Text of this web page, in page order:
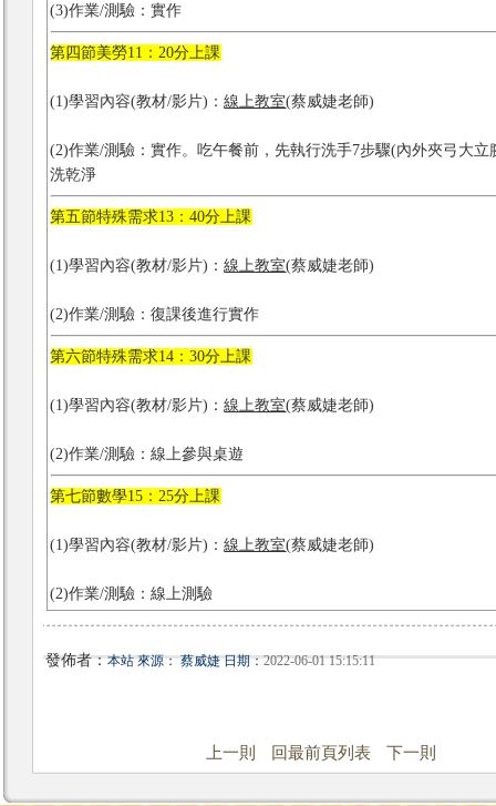
(3)作業/測驗：實作
第四節美勞11：20分上課
(1)學習內容(教材/影片)：線上教室(蔡威婕老師)
(2)作業/測驗：實作。吃午餐前，先執行洗手7步驟(內外夾弓大立
洗乾淨
第五節特殊需求13：40分上課
(1)學習內容(教材/影片)：線上教室(蔡威婕老師)
(2)作業/測驗：復課後進行實作
第六節特殊需求14：30分上課
(1)學習內容(教材/影片)：線上教室(蔡威婕老師)
(2)作業/測驗：線上參與桌遊
第七節數學15：25分上課
(1)學習內容(教材/影片)：線上教室(蔡威婕老師)
(2)作業/測驗：線上測驗
發佈者：本站 來源： 蔡威婕 日期：2022-06-01 15:15:11
上一則 回最前頁列表 下一則